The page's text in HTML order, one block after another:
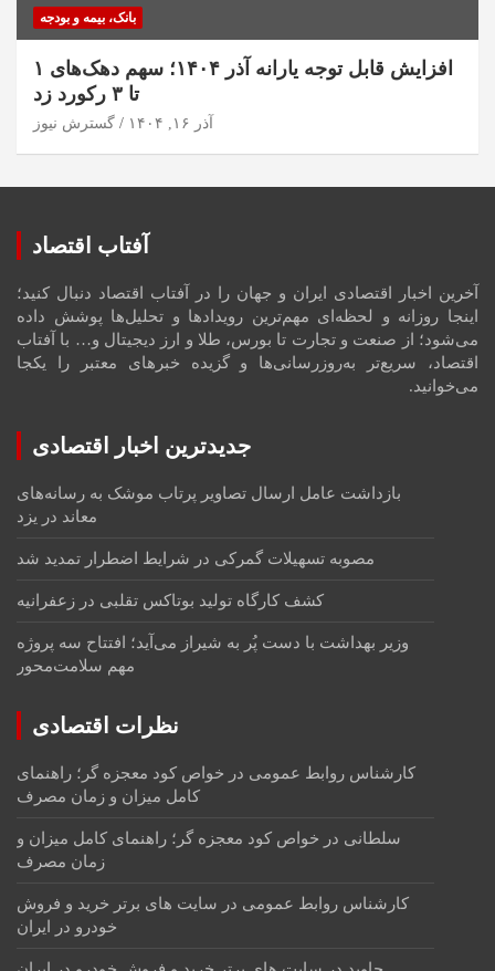
بانک، بیمه و بودجه
افزایش قابل توجه یارانه آذر ۱۴۰۴؛ سهم دهک‌های ۱
تا ۳ رکورد زد
آذر ۱۶, ۱۴۰۴ گسترش نیوز
آفتاب اقتصاد
آخرین اخبار اقتصادی ایران و جهان را در آفتاب اقتصاد دنبال کنید؛
اینجا روزانه و لحظه‌ای مهم‌ترین رویدادها و تحلیل‌ها پوشش داده
می‌شود؛ از صنعت و تجارت تا بورس، طلا و ارز دیجیتال و… با آفتاب
اقتصاد، سریع‌تر به‌روزرسانی‌ها و گزیده خبرهای معتبر را یکجا
می‌خوانید.
جدیدترین اخبار اقتصادی
بازداشت عامل ارسال تصاویر پرتاب موشک به رسانه‌های
معاند در یزد
مصوبه تسهیلات گمرکی در شرایط اضطرار تمدید شد
کشف کارگاه تولید بوتاکس تقلبی در زعفرانیه
وزیر بهداشت با دست پُر به شیراز می‌آید؛ افتتاح سه پروژه
مهم سلامت‌محور
نظرات اقتصادی
کارشناس روابط عمومی در خواص کود معجزه گر؛ راهنمای
کامل میزان و زمان مصرف
سلطانی در خواص کود معجزه گر؛ راهنمای کامل میزان و
زمان مصرف
کارشناس روابط عمومی در سایت های برتر خرید و فروش
خودرو در ایران